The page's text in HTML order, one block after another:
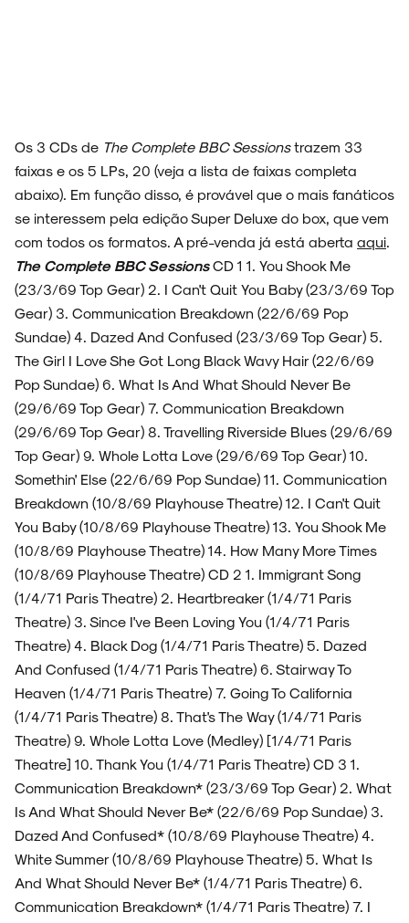
Os 3 CDs de The Complete BBC Sessionstrazem 33
faixas e os 5 LPs, 20 (veja a lista de faixas completa
abaixo). Em função disso, é provável que o mais fanáticos
se interessem pela edição Super Deluxe do box, que vem
com todos os formatos. A pré-venda já está aberta aqui.
The Complete BBC SessionsCD 1 1. You Shook Me
(23/3/69 Top Gear) 2. I Can't Quit You Baby (23/3/69 Top
Gear) 3. Communication Breakdown (22/6/69 Pop
Sundae) 4. Dazed And Confused (23/3/69 Top Gear) 5.
The Girl I Love She Got Long Black Wavy Hair (22/6/69
Pop Sundae) 6. What Is And What Should Never Be
(29/6/69 Top Gear) 7. Communication Breakdown
(29/6/69 Top Gear) 8. Travelling Riverside Blues (29/6/69
Top Gear) 9. Whole Lotta Love (29/6/69 Top Gear) 10.
Somethin' Else (22/6/69 Pop Sundae) 11. Communication
Breakdown (10/8/69 Playhouse Theatre) 12. I Can't Quit
You Baby (10/8/69 Playhouse Theatre) 13. You Shook Me
(10/8/69 Playhouse Theatre) 14. How Many More Times
(10/8/69 Playhouse Theatre) CD 2 1. Immigrant Song
(1/4/71 Paris Theatre) 2. Heartbreaker (1/4/71 Paris
Theatre) 3. Since I've Been Loving You (1/4/71 Paris
Theatre) 4. Black Dog (1/4/71 Paris Theatre) 5. Dazed
And Confused (1/4/71 Paris Theatre) 6. Stairway To
Heaven (1/4/71 Paris Theatre) 7. Going To California
(1/4/71 Paris Theatre) 8. That's The Way (1/4/71 Paris
Theatre) 9. Whole Lotta Love (Medley) [1/4/71 Paris
Theatre] 10. Thank You (1/4/71 Paris Theatre) CD 3 1.
Communication Breakdown* (23/3/69 Top Gear) 2. What
Is And What Should Never Be* (22/6/69 Pop Sundae) 3.
Dazed And Confused* (10/8/69 Playhouse Theatre) 4.
White Summer (10/8/69 Playhouse Theatre) 5. What Is
And What Should Never Be* (1/4/71 Paris Theatre) 6.
Communication Breakdown* (1/4/71 Paris Theatre) 7. I